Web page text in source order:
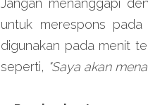
Jangan menanggapi
untuk merespons
digunakan pada menit
seperti, "Saya akan